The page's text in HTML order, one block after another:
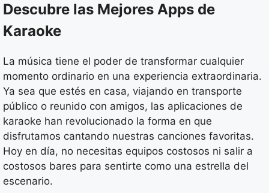
Descubre las Mejores Apps de
Karaoke
La música tiene el poder de transformar cualquier
momento ordinario en una experiencia extraordinaria.
Ya sea que estés en casa, viajando en transporte
público o reunido con amigos, las aplicaciones de
karaoke han revolucionado la forma en que
disfrutamos cantando nuestras canciones favoritas.
Hoy en día, no necesitas equipos costosos ni salir a
costosos bares para sentirte como una estrella del
escenario.